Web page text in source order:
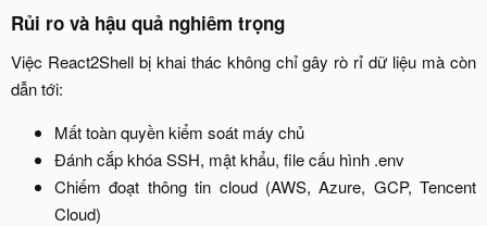
Rủi ro và hậu quả nghiêm trọng​
Việc React2Shell bị khai thác không chỉ gây rò rỉ dữ liệu mà còn
dẫn tới:​
Mất toàn quyền kiểm soát máy chủ​
Đánh cắp khóa SSH, mật khẩu, file cấu hình .env​
Chiếm đoạt thông tin cloud (AWS, Azure, GCP, Tencent
Cloud)​